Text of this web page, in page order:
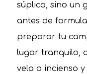
súplica, sino un
antes de
preparar tu
lugar tranquilo,
vela o incienso